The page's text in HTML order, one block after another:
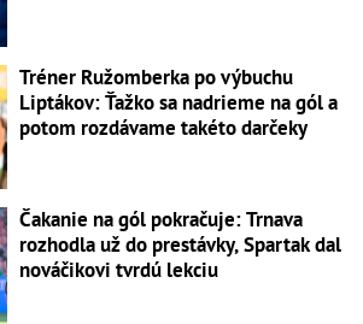
Tréner Ružomberka po výbuchu
Liptákov: Ťažko sa nadrieme na gól a
potom rozdávame takéto darčeky
Čakanie na gól pokračuje: Trnava
rozhodla už do prestávky, Spartak dal
nováčikovi tvrdú lekciu